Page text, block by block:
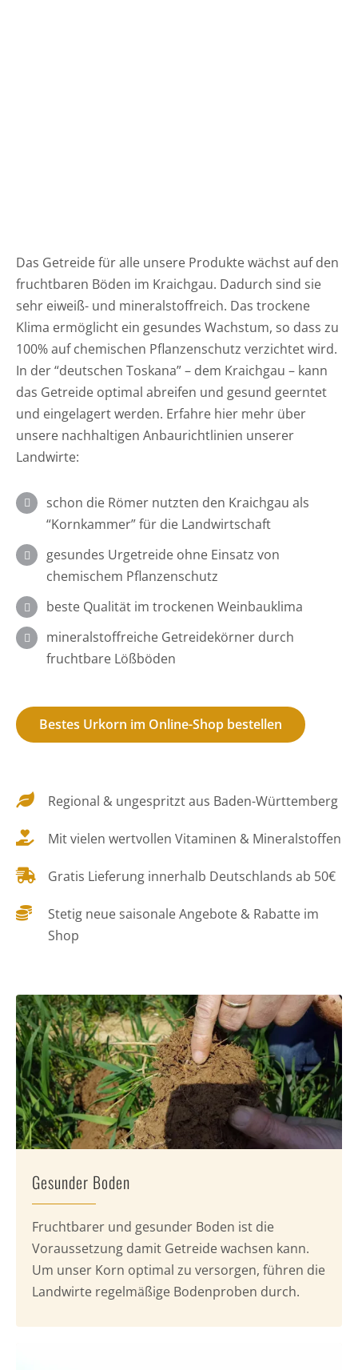
Das Getreide für alle unsere Produkte wächst auf den
fruchtbaren Böden im Kraichgau. Dadurch sind sie
sehr eiweiß- und mineralstoffreich. Das trockene
Klima ermöglicht ein gesundes Wachstum, so dass zu
100% auf chemischen Pflanzenschutz verzichtet wird.
In der “deutschen Toskana” – dem Kraichgau – kann
das Getreide optimal abreifen und gesund geerntet
und eingelagert werden. Erfahre hier mehr über
unsere nachhaltigen Anbaurichtlinien unserer
Landwirte:
schon die Römer nutzten den Kraichgau als
“Kornkammer” für die Landwirtschaft
gesundes Urgetreide ohne Einsatz von
chemischem Pflanzenschutz
beste Qualität im trockenen Weinbauklima
mineralstoffreiche Getreidekörner durch
fruchtbare Lößböden
Bestes Urkorn im Online-Shop bestellen
Regional & ungespritzt aus Baden-Württemberg
Mit vielen wertvollen Vitaminen & Mineralstoffen
Gratis Lieferung innerhalb Deutschlands ab 50€
Stetig neue saisonale Angebote & Rabatte im
Shop
Gesunder Boden
Fruchtbarer und gesunder Boden ist die
Voraussetzung damit Getreide wachsen kann.
Um unser Korn optimal zu versorgen, führen die
Landwirte regelmäßige Bodenproben durch.